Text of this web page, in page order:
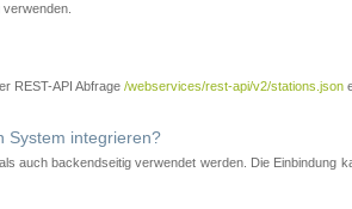
REST-API Abfrage /webservices/rest-api/v2/stations.json
System integrieren?
auch backendseitig verwendet werden. Die Einbindung